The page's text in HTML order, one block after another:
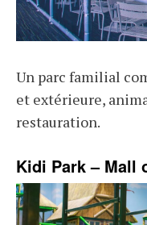
Un parc familial
et extérieure,
restauration.
Kidi Park – Mall